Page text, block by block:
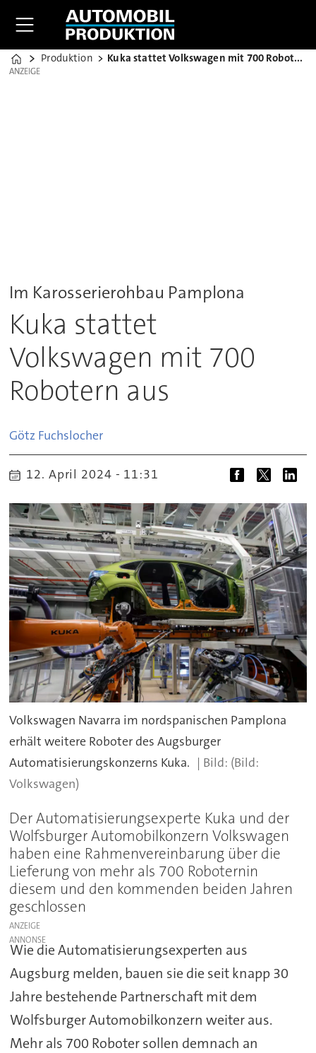
Home
Produktion Kuka stattet Volkswagen mit 700 Robotern aus
ANZEIGE
ANZEIGE
Im Karosserierohbau Pamplona
Kuka stattet
Volkswagen mit 700
Robotern aus
Götz Fuchslocher
12. April 2024 - 11:31
Volkswagen Navarra im nordspanischen Pamplona
erhält weitere Roboter des Augsburger
Automatisierungskonzerns Kuka.
(Bild:
Volkswagen)
Der Automatisierungsexperte Kuka und der
Wolfsburger Automobilkonzern Volkswagen
haben eine Rahmenvereinbarung über die
Lieferung von mehr als 700 Roboternin
diesem und den kommenden beiden Jahren
geschlossen
ANZEIGE
Wie die Automatisierungsexperten aus
Augsburg melden, bauen sie die seit knapp 30
Jahre bestehende Partnerschaft mit dem
Wolfsburger Automobilkonzern weiter aus.
Mehr als 700 Roboter sollen demnach an